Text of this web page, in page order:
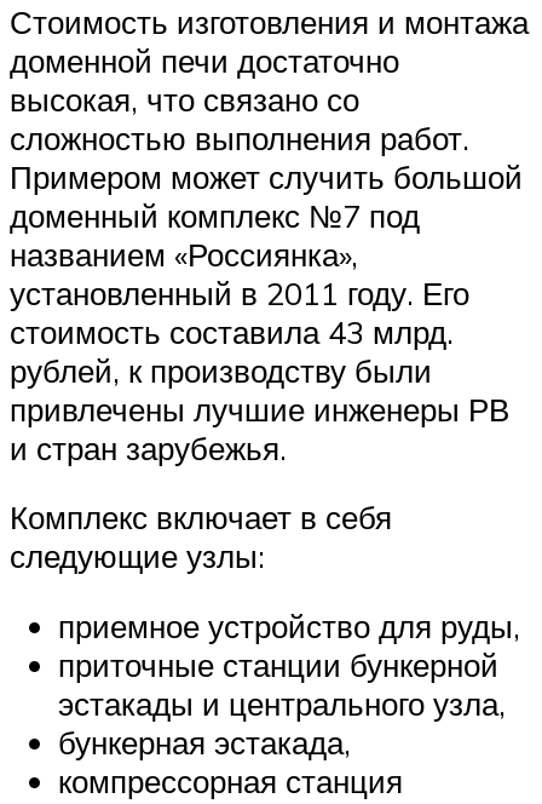
Стоимость изготовления и монтажа
доменной печи достаточно
высокая, что связано со
сложностью выполнения работ.
Примером может случить большой
доменный комплекс №7 под
названием «Россиянка»,
установленный в 2011 году. Его
стоимость составила 43 млрд.
рублей, к производству были
привлечены лучшие инженеры РВ
и стран зарубежья.
Комплекс включает в себя
следующие узлы:
приемное устройство для руды,
приточные станции бункерной
эстакады и центрального узла,
бункерная эстакада,
компрессорная станция